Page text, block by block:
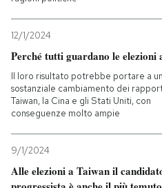
12/1/2024
Perché tutti guardano le elezioni
Il loro risultato potrebbe portare a un
sostanziale cambiamento dei
Taiwan, la Cina e gli Stati Uniti, con
conseguenze molto ampie
9/1/2024
Alle elezioni a Taiwan il